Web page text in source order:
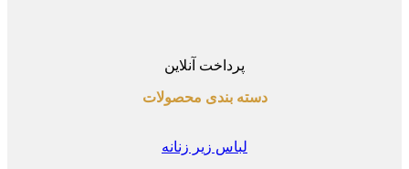
پرداخت آنلاین
دسته بندی محصولات
لباس زیر زنانه